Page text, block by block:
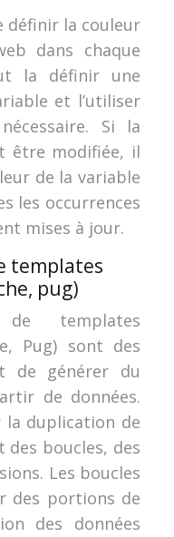
définir la couleur
dans chaque
la définir une
et l’utiliser
Si la
être modifiée, il
de la variable
les occurrences
mises à jour.
templates
pug)
de templates
Pug) sont des
de générer du
de données.
la duplication de
des boucles, des
Les boucles
des portions de
des données